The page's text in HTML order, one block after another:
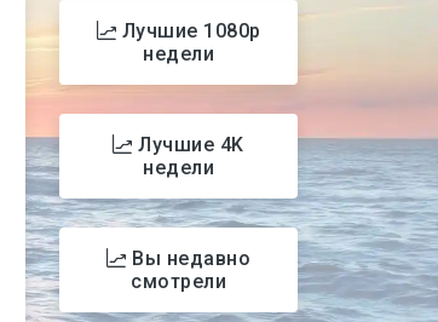
Лучшие 1080p
недели
Лучшие 4K
недели
Вы недавно
смотрели